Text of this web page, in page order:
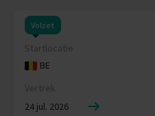
Volzet
Startlocatie
BE
Vertrek
24 jul. 2026